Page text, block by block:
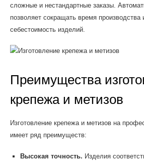
сложные и нестандартные заказы.
позволяет сокращать время производства
себестоимость изделий.
Преимущества
крепежа и метизов
Изготовление крепежа и метизов на
имеет ряд преимуществ:
Высокая точность. Изделия